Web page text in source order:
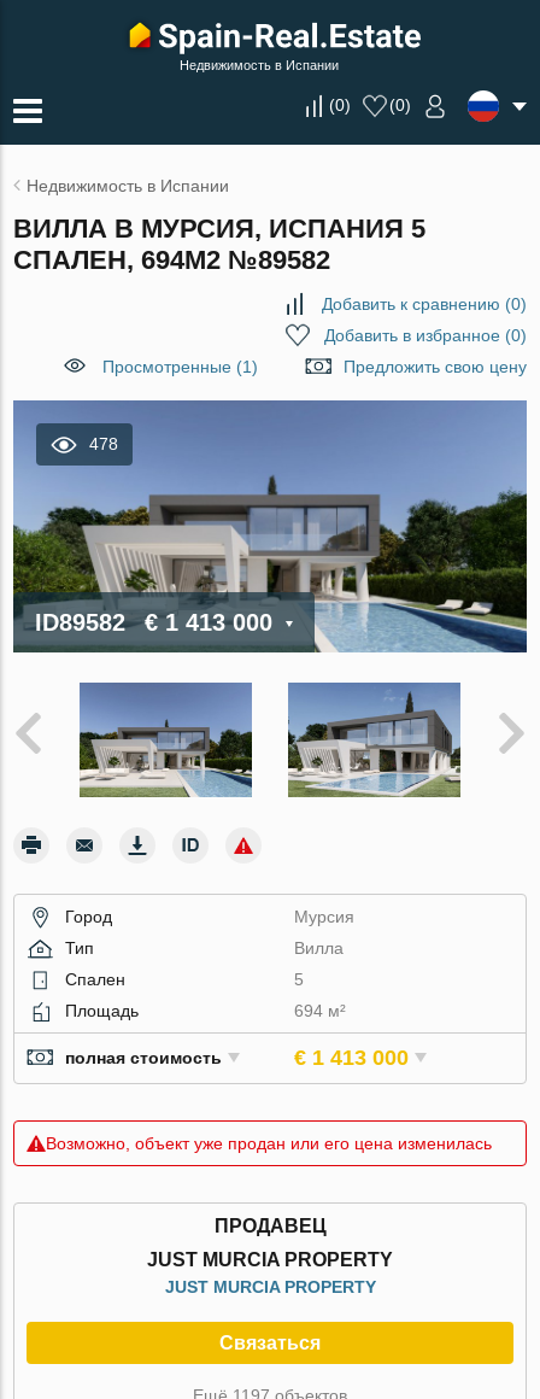
Недвижимость в Испании
(0) (0)
Недвижимость в Испании
ВИЛЛА В МУРСИЯ, ИСПАНИЯ 5
СПАЛЕН, 694М2 №89582
Добавить к сравнению (0)
Добавить в избранное(0)
Просмотренные (1)
Предложить свою цену
478
ID89582 € 1 413 000
Город
Мурсия
Тип
Вилла
Спален
5
Площадь
694 м²
полная стоимость € 1 413 000
Возможно, объект уже продан или его цена изменилась
ПРОДАВЕЦ
JUST MURCIA PROPERTY
JUST MURCIA PROPERTY
Связаться
Ещё 1197 объектов